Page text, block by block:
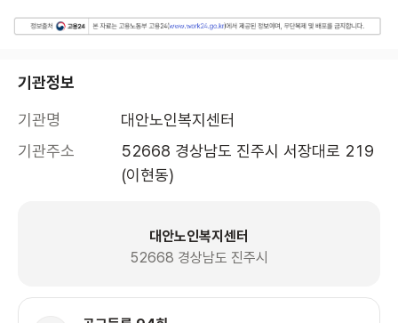
기관정보
기관명
대안노인복지센터
기관주소
52668 경상남도 진주시 서장대로 219
(이현동)
대안노인복지센터
52668 경상남도 진주시